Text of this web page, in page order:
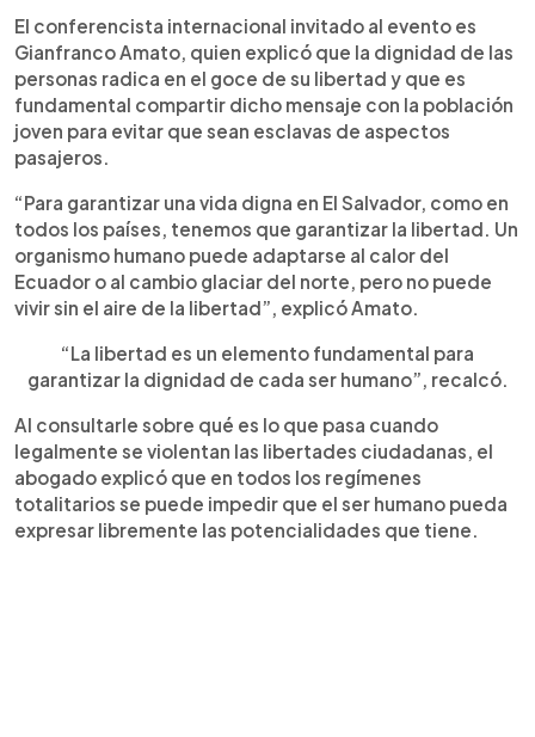
El conferencista internacional invitado al evento es
Gianfranco Amato, quien explicó que la dignidad de las
personas radica en el goce de su libertad y que es
fundamental compartir dicho mensaje con la población
joven para evitar que sean esclavas de aspectos
pasajeros.
“Para garantizar una vida digna en El Salvador, como en
todos los países, tenemos que garantizar la libertad. Un
organismo humano puede adaptarse al calor del
Ecuador o al cambio glaciar del norte, pero no puede
vivir sin el aire de la libertad”, explicó Amato.
“La libertad es un elemento fundamental para
garantizar la dignidad de cada ser humano”, recalcó.
Al consultarle sobre qué es lo que pasa cuando
legalmente se violentan las libertades ciudadanas, el
abogado explicó que en todos los regímenes
totalitarios se puede impedir que el ser humano pueda
expresar libremente las potencialidades que tiene.